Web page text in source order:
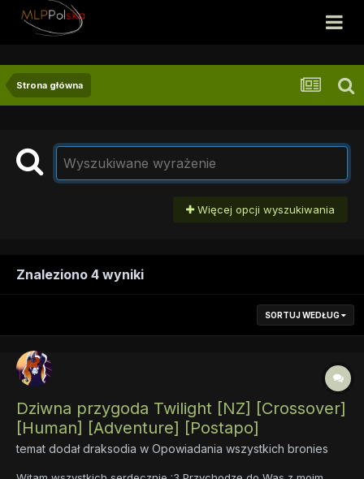
Strona główna
Więcej opcji wyszukiwania
Znaleziono 4 wyniki
SORTUJ WEDŁUG
Dziwna przygoda Twilight [NZ] [Crossover]
[Human] [Adventure] [Postapo]
temat dodałdraksodia w Opowiadania wszystkich bronies